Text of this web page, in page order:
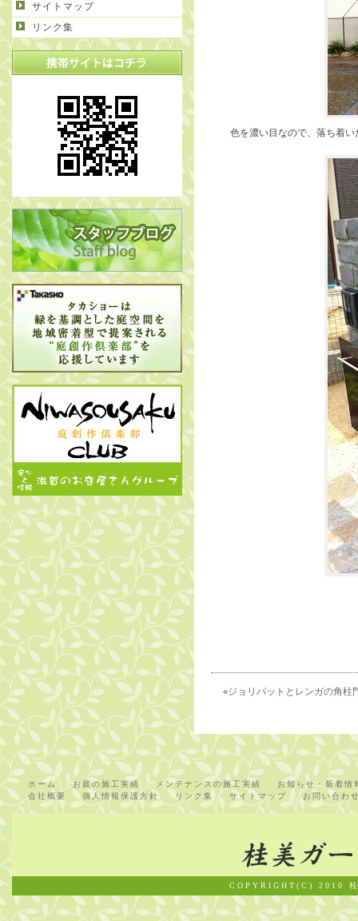
色を濃い目なので、落ち着
«ジョリパットとレンガの角
サイトマップ
リンク集
ホーム お庭の施工実績 メンテナンスの施工実績
お知らせ・新着情
会社概要
個人情報保護方針 リンク集 サイトマップ お問い合わ
COPYRIGHT(C) 2010